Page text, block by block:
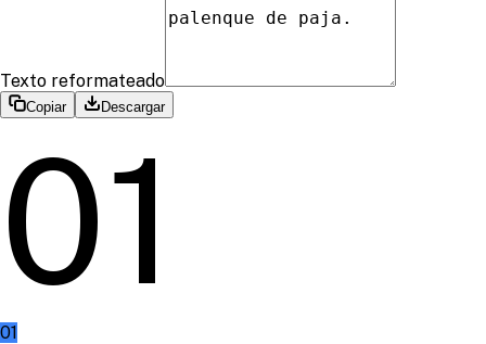
Texto reformateado
Copiar Descargar
01
01